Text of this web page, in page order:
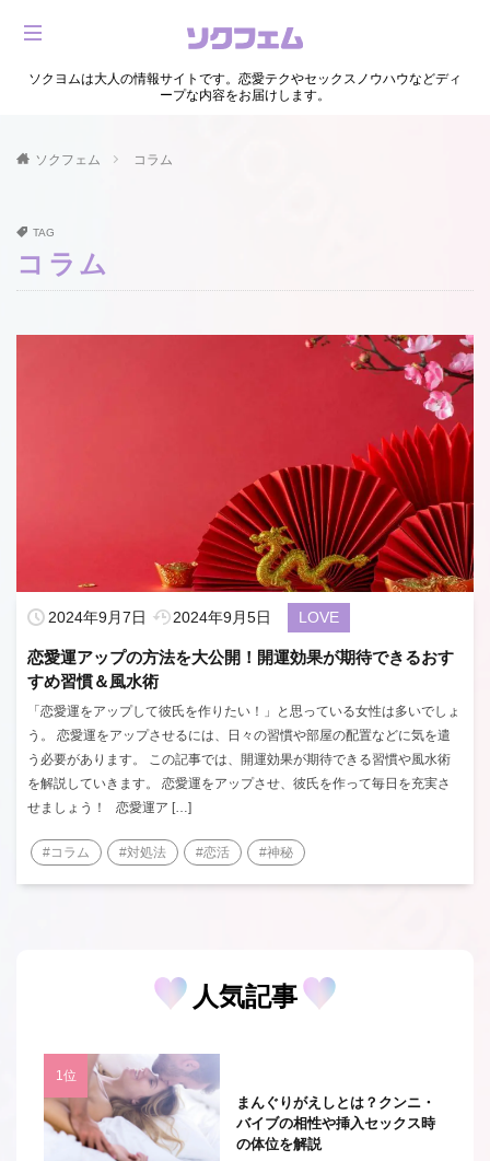
ソクヨムは大人の情報サイトです。恋愛テクやセックスノウハウなどディ
ープな内容をお届けします。
ソクフェム コラム
TAG
コラム
2024年9月7日 2024年9月5日 LOVE
恋愛運アップの方法を大公開！開運効果が期待できるおす
すめ習慣＆風水術
「恋愛運をアップして彼氏を作りたい！」と思っている女性は多いでしょ
う。 恋愛運をアップさせるには、日々の習慣や部屋の配置などに気を遣
う必要があります。 この記事では、開運効果が期待できる習慣や風水術
を解説していきます。 恋愛運をアップさせ、彼氏を作って毎日を充実さ
せましょう！ 恋愛運ア […]
#コラム #対処法 #恋活 #神秘
人気記事
まんぐりがえしとは？クンニ・
バイブの相性や挿入セックス時
の体位を解説